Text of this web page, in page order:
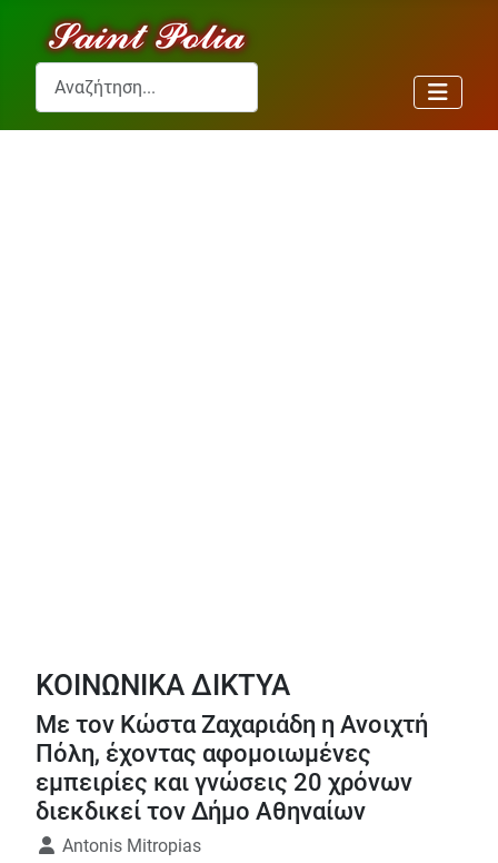
Αναζήτηση...
ΚΟΙΝΩΝΙΚΑ ΔΙΚΤΥΑ
Με τον Κώστα Ζαχαριάδη η Ανοιχτή
Πόλη, έχοντας αφομοιωμένες
εμπειρίες και γνώσεις 20 χρόνων
διεκδικεί τον Δήμο Αθηναίων
Λεπτομέρειες
Antonis Mitropias